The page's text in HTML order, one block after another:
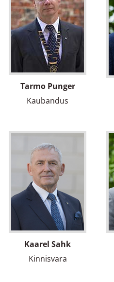
Tarmo Punger
Kaubandus
Kaarel Sahk
Kinnisvara